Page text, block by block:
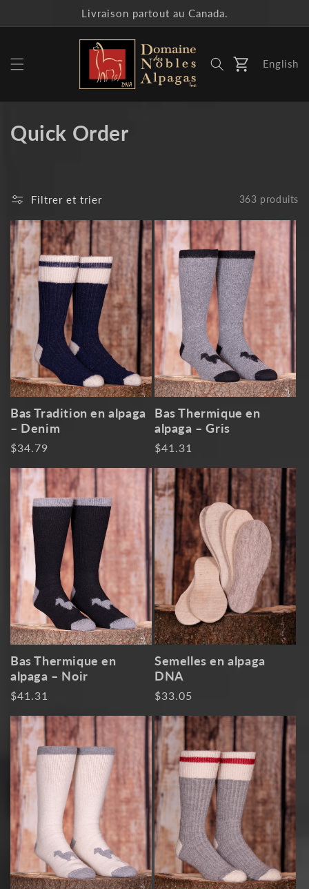
au
Livraison partout au Canada.
Panier English
C
e
c
t
i
o
n
:
Quick Order
Filtrer et trier 363 produits
Bas Tradition en alpaga
– Denim
Prix
$34.79
Bas Thermique en
alpaga – Gris
Prix
$41.31
Bas Thermique en
alpaga – Noir
Prix
$41.31
Semelles en alpaga
DNA
Prix
$33.05